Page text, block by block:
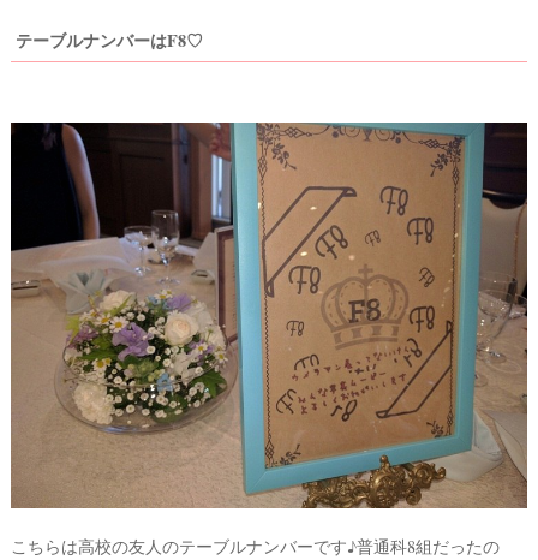
テーブルナンバーはF8♡
こちらは高校の友人のテーブルナンバーです♪普通科8組だったの